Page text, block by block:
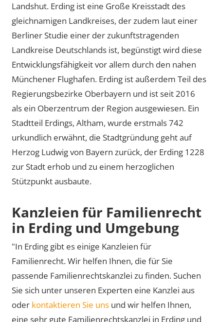
Landshut. Erding ist eine Große Kreisstadt des
gleichnamigen Landkreises, der zudem laut einer
Berliner Studie einer der zukunftstragenden
Landkreise Deutschlands ist, begünstigt wird diese
Entwicklungsfähigkeit vor allem durch den nahen
Münchener Flughafen. Erding ist außerdem Teil des
Regierungsbezirke Oberbayern und ist seit 2016
als ein Oberzentrum der Region ausgewiesen. Ein
Stadtteil Erdings, Altham, wurde erstmals 742
urkundlich erwähnt, die Stadtgründung geht auf
Herzog Ludwig von Bayern zurück, der Erding 1228
zur Stadt erhob und zu einem herzoglichen
Stützpunkt ausbaute.
Kanzleien für Familienrecht
in Erding und Umgebung
"In Erding gibt es einige Kanzleien für
Familienrecht. Wir helfen Ihnen, die für Sie
passende Familienrechtskanzlei zu finden. Suchen
Sie sich unter unseren Experten eine Kanzlei aus
oder kontaktieren Sie uns und wir helfen Ihnen,
eine sehr gute Familienrechtskanzlei in Erding und